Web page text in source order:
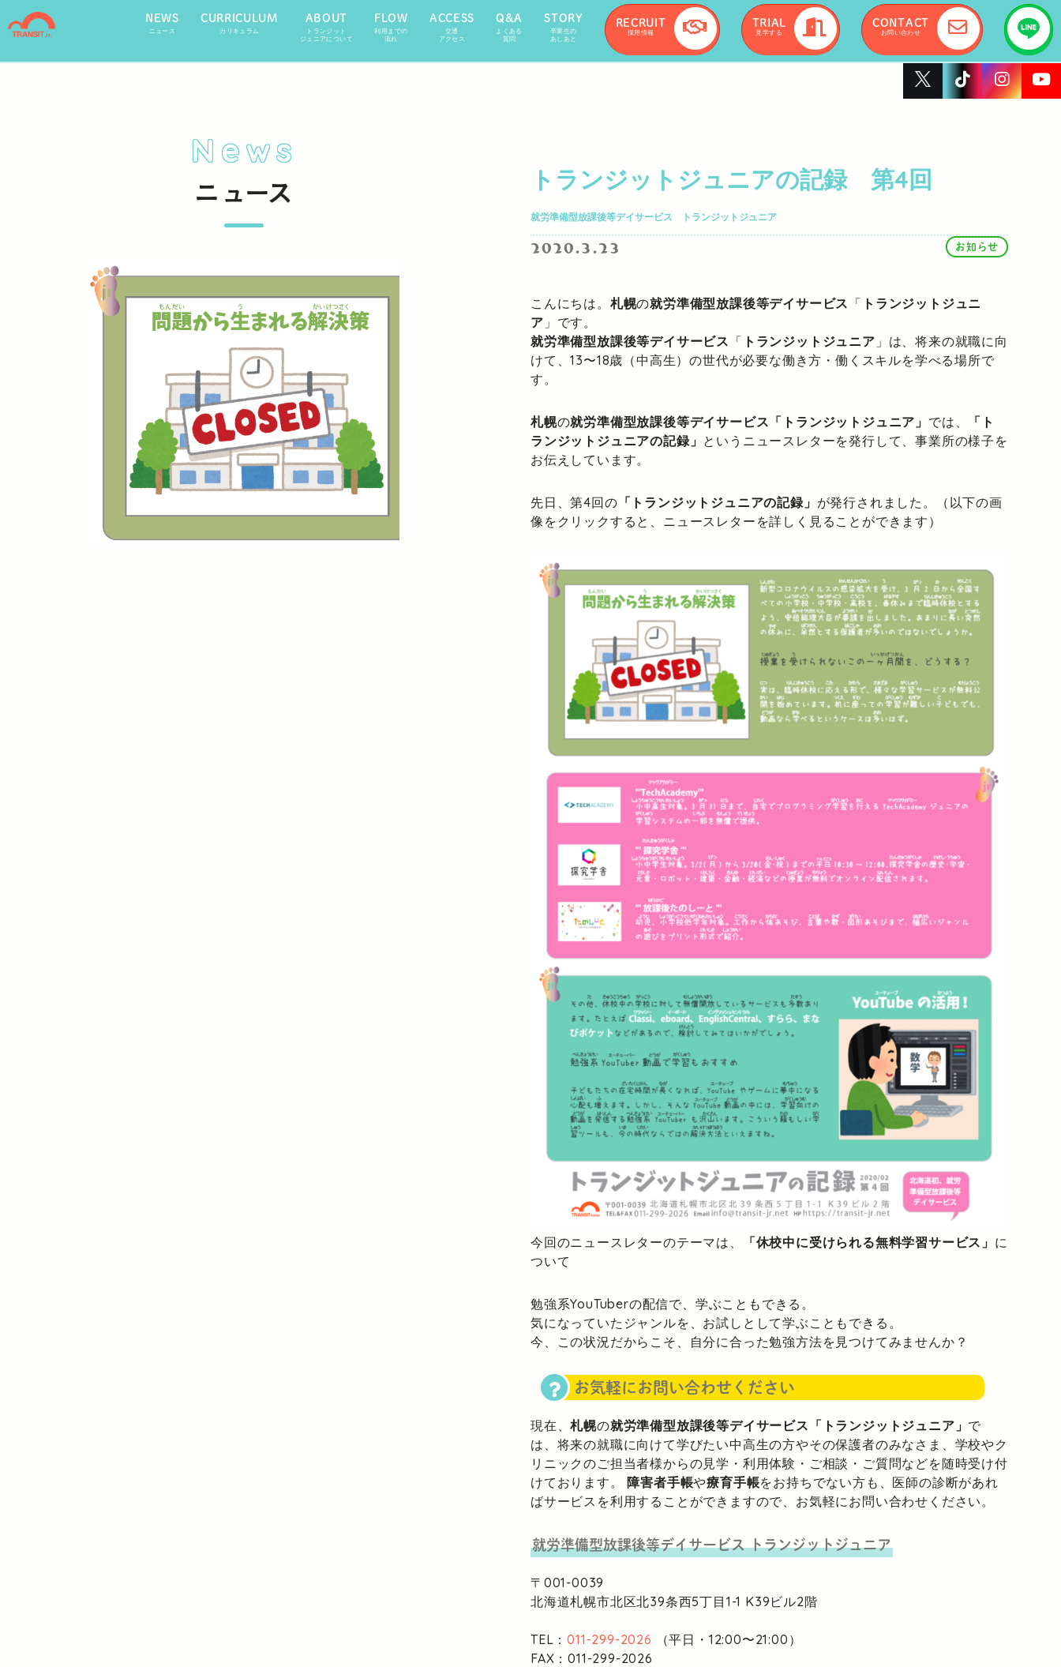
NEWS
ニュース
CURRICULUM
カリキュラム
ABOUT
トランジット
ジュニアについて
FLOW
利用までの
流れ
ACCESS
交通
アクセス
Q&A
よくある
質問
STORY
卒業生の
あしあと
RECRUIT
採用情報
TRIAL
見学する
CONTACT
お問い合わせ
News
ニュース トランジットジュニアの記録 第4回
就労準備型放課後等デイサービス トランジットジュニア
2020.3.23 お知らせ
こんにちは。 札幌の就労準備型放課後等デイサービス 「 トランジットジュニ
ア 」です。
就労準備型放課後等デイサービス 「 トランジットジュニア 」は、将来の就職に向
けて、13〜18歳（中高生）の世代が必要な働き方・働くスキルを学べる場所で
す。
札幌の就労準備型放課後等デイサービス「トランジットジュニア」 では、
「ト
ランジットジュニアの記録」 というニュースレターを発行して、事業所の様子を
お伝えしています。
先日、第4回の 「トランジットジュニアの記録」 が発行されました。（以下の画
像をクリックすると、ニュースレターを詳しく見ることができます）
今回のニュースレターのテーマは、 「休校中に受けられる無料学習サービス」 に
ついて
勉強系YouTuberの配信で、学ぶこともできる。
気になっていたジャンルを、お試しとして学ぶこともできる。
今、この状況だからこそ、自分に合った勉強方法を見つけてみませんか？
お気軽にお問い合わせください
現在、札幌の就労準備型放課後等デイサービス「トランジットジュニア」 で
は、将来の就職に向けて学びたい中高生の方やその保護者のみなさま、学校やク
リニックのご担当者様からの見学・利用体験・ご相談・ご質問などを随時受け付
けております。障害者手帳や療育手帳をお持ちでない方も、医師の診断があれ
ばサービスを利用することができますので、お気軽にお問い合わせください。
就労準備型放課後等デイサービストランジットジュニア
〒001-0039
北海道札幌市北区北39条西5丁目1-1 K39ビル2階
TEL：011-299-2026 （平日・12:00〜21:00）
FAX：011-299-2026